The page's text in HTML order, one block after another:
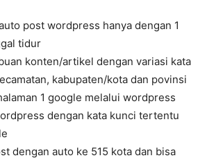
post wordpress hanya dengan 1
tidur
konten/artikel dengan variasi kata
kabupaten/kota dan povinsi
1 google melalui wordpress
dengan kata kunci tertentu
dengan auto ke 515 kota dan bisa